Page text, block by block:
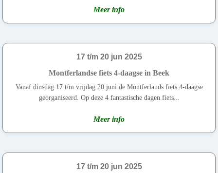
Meer info
17 t/m 20 jun 2025
Montferlandse fiets 4-daagse in Beek
Vanaf dinsdag 17 t/m vrijdag 20 juni de Montferlands fiets 4-daagse
georganiseerd. Op deze 4 fantastische dagen fiets...
Meer info
17 t/m 20 jun 2025